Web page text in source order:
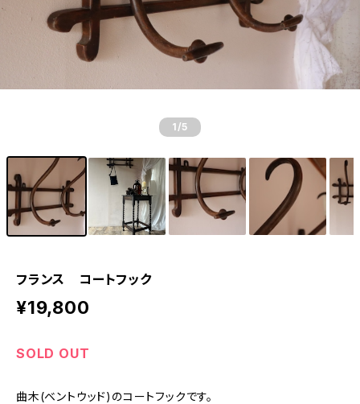
1 /5
フランス コートフック
¥19,800
SOLD OUT
曲木(ベントウッド)のコートフックです。